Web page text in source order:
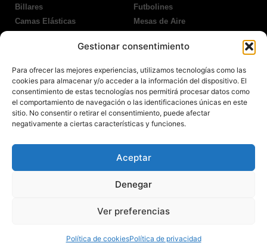
Gestionar consentimiento
Para ofrecer las mejores experiencias, utilizamos tecnologías como las
cookies para almacenar y/o acceder a la información del dispositivo. El
consentimiento de estas tecnologías nos permitirá procesar datos como
el comportamiento de navegación o las identificaciones únicas en este
sitio. No consentir o retirar el consentimiento, puede afectar
negativamente a ciertas características y funciones.
Aceptar
Denegar
Ver preferencias
Política de cookiesPolítica de privacidad
Billares
Camas Elásticas
Futbolines
Mesas de Aire
Ping Pong Exterior
Nosotros
Atención al Cliente
Garantías
Contacto
Política Devoluciones
Legales
Aviso Legal
Política de Privacidad
Política de Cookies
Polítíca de RRSS